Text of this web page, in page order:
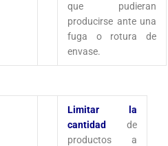
que pudieran
producirse ante una
fuga o rotura de
envase.
Limitar la
cantidad
de
productos a